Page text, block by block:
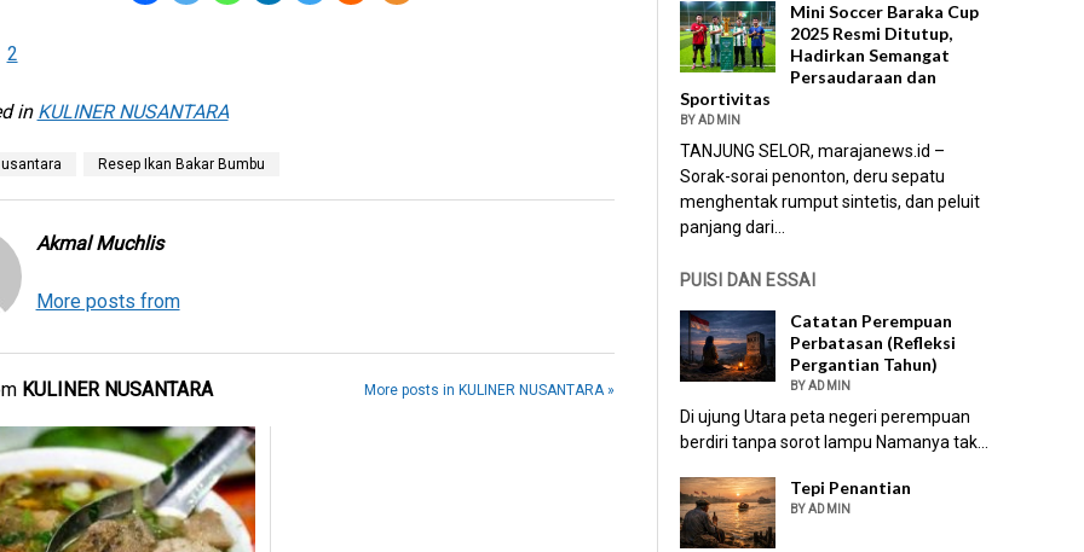
2
in KULINER NUSANTARA
Resep Ikan Bakar Bumbu
Akmal Muchlis
More posts from
KULINER NUSANTARA More posts in KULINER NUSANTARA »
Mini Soccer Baraka Cup
2025 Resmi Ditutup,
Hadirkan Semangat
Persaudaraan dan
Sportivitas
BY ADMIN
TANJUNG SELOR, marajanews.id –
Sorak-sorai penonton, deru sepatu
menghentak rumput sintetis, dan peluit
panjang dari...
PUISI DAN ESSAI
Catatan Perempuan
Perbatasan (Refleksi
Pergantian Tahun)
BY ADMIN
Di ujung Utara peta negeri perempuan
berdiri tanpa sorot lampu Namanya tak...
Tepi Penantian
BY ADMIN